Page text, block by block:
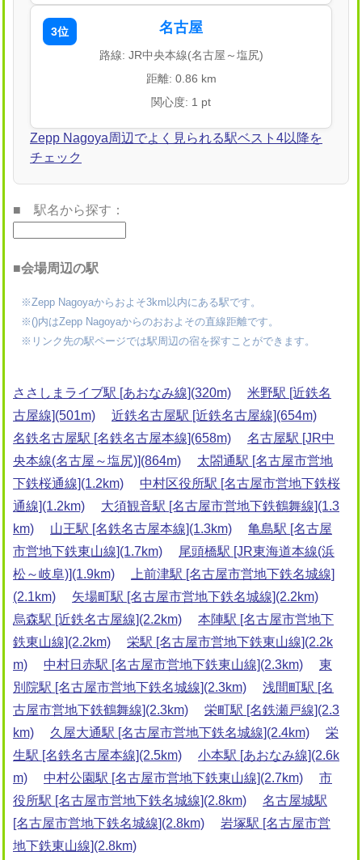
3位 名古屋
路線: JR中央本線(名古屋～塩尻)
距離: 0.86 km
関心度: 1 pt
Zepp Nagoya周辺でよく見られる駅ベスト4以降を
チェック
■ 駅名から探す：
■会場周辺の駅
※Zepp Nagoyaからおよそ3km以内にある駅です。
※()内はZepp Nagoyaからのおおよその直線距離です。
※リンク先の駅ページでは駅周辺の宿を探すことができます。
ささしまライブ駅 [あおなみ線](320m)
米野駅 [近鉄名
古屋線](501m)
近鉄名古屋駅 [近鉄名古屋線](654m)
名鉄名古屋駅 [名鉄名古屋本線](658m)
名古屋駅 [JR中
央本線(名古屋～塩尻)](864m)
太閤通駅 [名古屋市営地
下鉄桜通線](1.2km)
中村区役所駅 [名古屋市営地下鉄桜
通線](1.2km)
大須観音駅 [名古屋市営地下鉄鶴舞線](1.3
km)
山王駅 [名鉄名古屋本線](1.3km)
亀島駅 [名古屋
市営地下鉄東山線](1.7km)
尾頭橋駅 [JR東海道本線(浜
松～岐阜)](1.9km)
上前津駅 [名古屋市営地下鉄名城線]
(2.1km)
矢場町駅 [名古屋市営地下鉄名城線](2.2km)
烏森駅 [近鉄名古屋線](2.2km)
本陣駅 [名古屋市営地下
鉄東山線](2.2km)
栄駅 [名古屋市営地下鉄東山線](2.2k
m)
中村日赤駅 [名古屋市営地下鉄東山線](2.3km)
東
別院駅 [名古屋市営地下鉄名城線](2.3km)
浅間町駅 [名
古屋市営地下鉄鶴舞線](2.3km)
栄町駅 [名鉄瀬戸線](2.3
km)
久屋大通駅 [名古屋市営地下鉄名城線](2.4km)
栄
生駅 [名鉄名古屋本線](2.5km)
小本駅 [あおなみ線](2.6k
m)
中村公園駅 [名古屋市営地下鉄東山線](2.7km)
市
役所駅 [名古屋市営地下鉄名城線](2.8km)
名古屋城駅
[名古屋市営地下鉄名城線](2.8km)
岩塚駅 [名古屋市営
地下鉄東山線](2.8km)